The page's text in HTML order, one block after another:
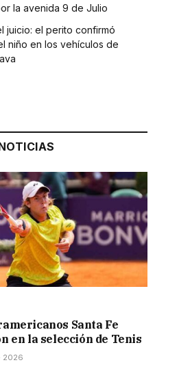
la avenida 9 de Julio
juicio: el perito confirmó
niño en los vehículos de
Santa Fe
en la selección de Tenis
2026